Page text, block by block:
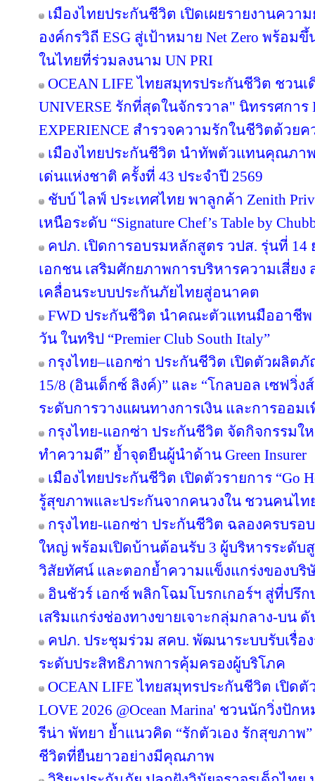
เมืองไทยประกันชีวิต เปิดเผยรายงานควา
องค์กรวิถี ESG สู่เป้าหมาย Net Zero พร้อ
ในไทยที่ร่วมลงนาม UN PRI
OCEAN LIFE ไทยสมุทรประกันชีวิต ชวนเ
UNIVERSE รักที่สุดในจักรวาล" นิทรรศการ
EXPERIENCE สำรวจความรักในชีวิตด้วย
เมืองไทยประกันชีวิต นำทัพตัวแทนคุณภ
เด่นแห่งชาติ ครั้งที่ 43 ประจำปี 2569
ชับบ์ ไลฟ์ ประเทศไทย พาลูกค้า Zenith
เหนือระดับ “Signature Chef’s Table by
คปภ. เปิดการอบรมหลักสูตร วปส. รุ่นที่ 14
เอกชน เสริมศักยภาพการบริหารความเสี่ยง ส
เคลื่อนระบบประกันภัยไทยสู่อนาคต
FWD ประกันชีวิต นำคณะตัวแทนมืออาชี
วัน ในทริป “Premier Club South Italy”
กรุงไทย–แอกซ่า ประกันชีวิต เปิดตัวผลิต
15/8 (อินเด็กซ์ ลิงค์)” และ “โกลบอล เซฟวิ่ง
ระดับการวางแผนทางการเงิน และการออม
กรุงไทย-แอกซ่า ประกันชีวิต จัดกิจกรรมใ
ทำความดี” ย้ำจุดยืนผู้นำด้าน Green Insurer
เมืองไทยประกันชีวิต เปิดตัวรายการ “Go
รู้สุขภาพและประกันจากคนวงใน ชวนคนไ
กรุงไทย-แอกซ่า ประกันชีวิต ฉลองครบรอบ
ใหญ่ พร้อมเปิดบ้านต้อนรับ 3 ผู้บริหารระดับ
วิสัยทัศน์ และตอกย้ำความแข็งแกร่งของบริ
อินชัวร์ เอกซ์ พลิกโฉมโบรกเกอร์ฯ สู่ที่ป
เสริมแกร่งช่องทางขายเจาะกลุ่มกลาง-บน
คปภ. ประชุมร่วม สคบ. พัฒนาระบบรับเรื่อ
ระดับประสิทธิภาพการคุ้มครองผู้บริโภค
OCEAN LIFE ไทยสมุทรประกันชีวิต เปิดตั
LOVE 2026 @Ocean Marina' ชวนนักวิ่งปั
รีน่า พัทยา ย้ำแนวคิด “รักตัวเอง รักสุขภาพ
ชีวิตที่ยืนยาวอย่างมีคุณภาพ